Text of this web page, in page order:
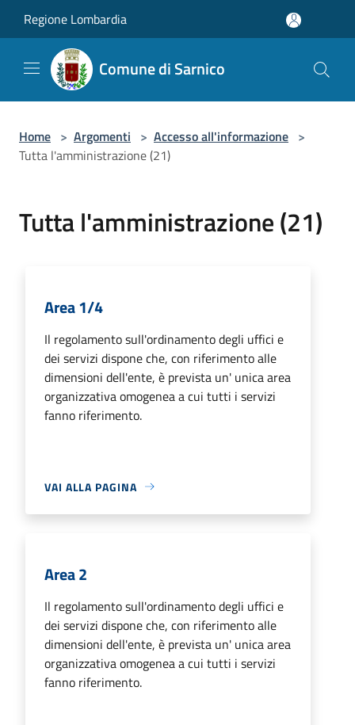
Regione Lombardia
Comune di Sarnico
Home > Argomenti > Accesso all'informazione >
Tutta l'amministrazione (21)
Tutta l'amministrazione (21)
Area 1/4
Il regolamento sull'ordinamento degli uffici e
dei servizi dispone che, con riferimento alle
dimensioni dell'ente, è prevista un' unica area
organizzativa omogenea a cui tutti i servizi
fanno riferimento.
VAI ALLA PAGINA
Area 2
Il regolamento sull'ordinamento degli uffici e
dei servizi dispone che, con riferimento alle
dimensioni dell'ente, è prevista un' unica area
organizzativa omogenea a cui tutti i servizi
fanno riferimento.